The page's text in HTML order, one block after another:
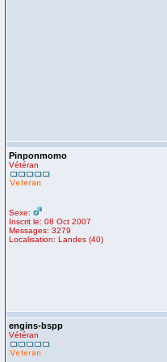
Pinponmomo
Vétéran
Sexe:
Inscrit le: 08 Oct 2007
Messages: 3279
Localisation: Landes (40)
engins-bspp
Vétéran